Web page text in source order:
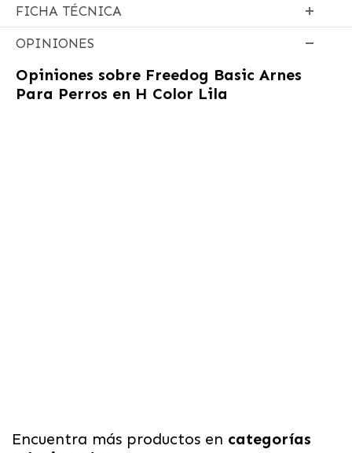
FICHA TÉCNICA
OPINIONES
Opiniones sobre Freedog Basic Arnes
Para Perros en H Color Lila
Encuentra más productos en categorías